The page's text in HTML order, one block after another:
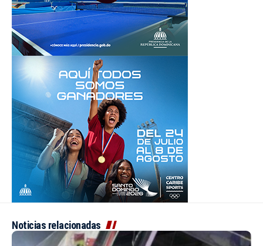
Noticias relacionadas